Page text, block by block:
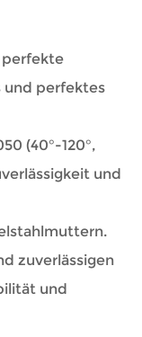
perfekte
und perfektes
(40°-120°,
und
zuverlässigen
und